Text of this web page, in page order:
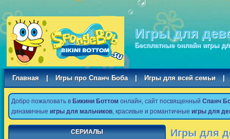
Игры для
Бесплатные онлайн игры
Главная | Игры про Спанч Боба | Игры для всей семьи |
Добро пожаловать в Бикини Боттом онлайн, сайт посвященный Спанч
динамичные игры для мальчиков, красивые и романтичные игры для
СЕРИАЛЫ Игры для